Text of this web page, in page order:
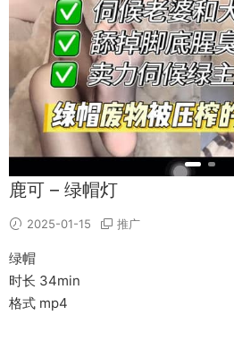
鹿可 – 绿帽灯
2025-01-15 推广
绿帽
时长 34min
格式 mp4